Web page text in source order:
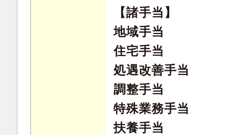
【諸手当】
地域手当
住宅手当
処遇改善手当
調整手当
特殊業務手当
扶養手当